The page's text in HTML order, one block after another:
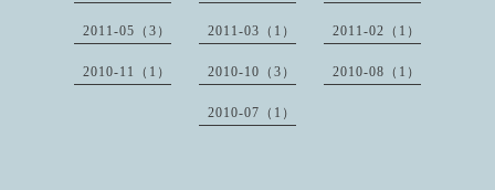
2011-05（3） 2011-03（1） 2011-02（1）
2010-11（1） 2010-10（3） 2010-08（1）
2010-07（1）